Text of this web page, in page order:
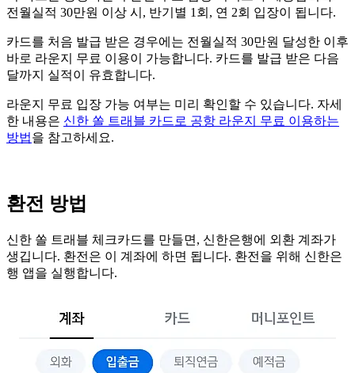
전월실적 30만원 이상 시, 반기별 1회, 연 2회 입장이 됩니다.
카드를 처음 발급 받은 경우에는 전월실적 30만원 달성한 이후
바로 라운지 무료 이용이 가능합니다. 카드를 발급 받은 다음
달까지 실적이 유효합니다.
라운지 무료 입장 가능 여부는 미리 확인할 수 있습니다. 자세
한 내용은 신한 쏠 트래블 카드로 공항 라운지 무료 이용하는
방법을 참고하세요.
환전 방법
신한 쏠 트래블 체크카드를 만들면, 신한은행에 외환 계좌가
생깁니다. 환전은 이 계좌에 하면 됩니다. 환전을 위해 신한은
행 앱을 실행합니다.